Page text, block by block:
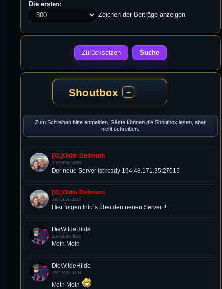
Die ersten:
Zeichen der Beiträge anzeigen
Shoutbox −
Zum Schreiben bitte anmelden. Gäste können die Shoutbox lesen, aber
nicht schreiben.
[XL]Oldie-Dellmuth
31.07.2026 / 18:59
Der neue Server ist ready 194.48.171.35:27015
[XL]Oldie-Dellmuth
30.07.2026 / 16:08
Hier folgen Info´s über den neuen Server !!!
DieWildeHilde
21.07.2026 / 10:28
Moin Moin
DieWildeHilde
12.07.2026 / 14:14
Moin Moin